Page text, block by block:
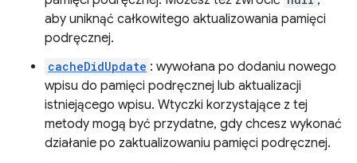
aby uniknąć całkowitego aktualizowania pamięci
podręcznej.
cacheDidUpdate : wywołana po dodaniu nowego
wpisu do pamięci podręcznej lub aktualizacji
istniejącego wpisu. Wtyczki korzystające z tej
metody mogą być przydatne, gdy chcesz wykonać
działanie po zaktualizowaniu pamięci podręcznej.